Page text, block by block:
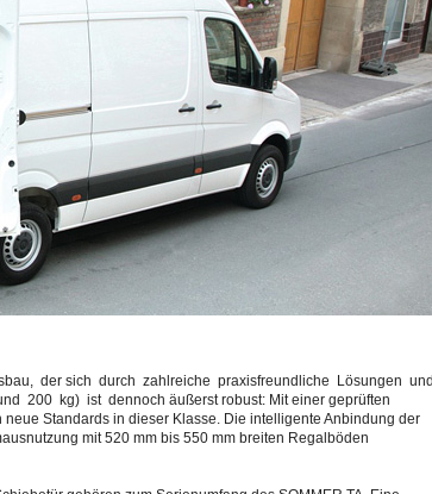
der sich durch zahlreiche praxisfreundliche Lösungen
200 kg) ist dennoch äußerst robust: Mit einer geprüften
Standards in dieser Klasse. Die intelligente Anbindung der
mit 520 mm bis 550 mm breiten Regalböden